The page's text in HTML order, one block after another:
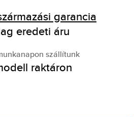
garancia
eredeti áru
szállítunk
raktáron